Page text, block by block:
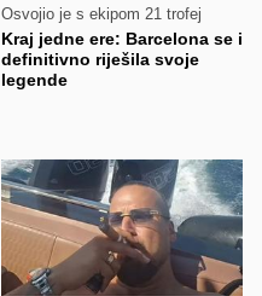
Osvojio je s ekipom 21 trofej
Kraj jedne ere: Barcelona se i
definitivno riješila svoje
legende